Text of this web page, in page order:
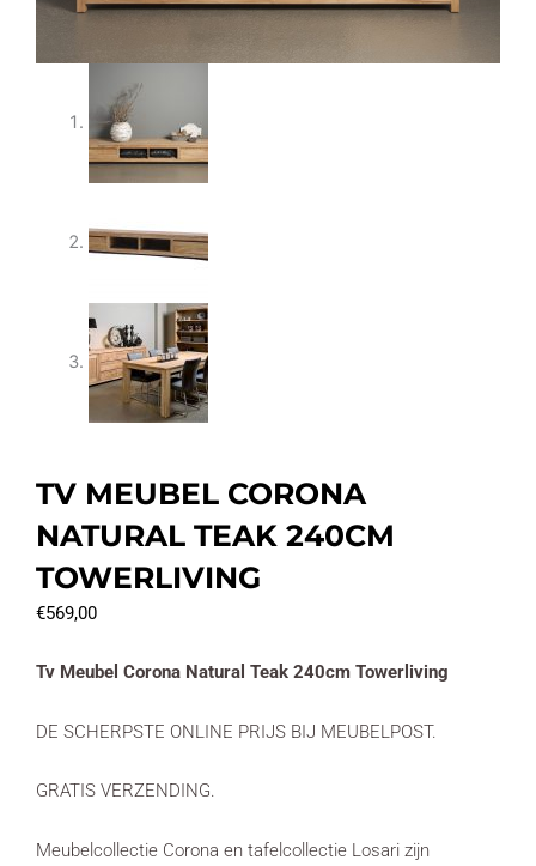
TV MEUBEL CORONA
NATURAL TEAK 240CM
TOWERLIVING
€569,00
Tv Meubel Corona Natural Teak 240cm Towerliving
DE SCHERPSTE ONLINE PRIJS BIJ MEUBELPOST.
GRATIS VERZENDING.
Meubelcollectie Corona en tafelcollectie Losari zijn